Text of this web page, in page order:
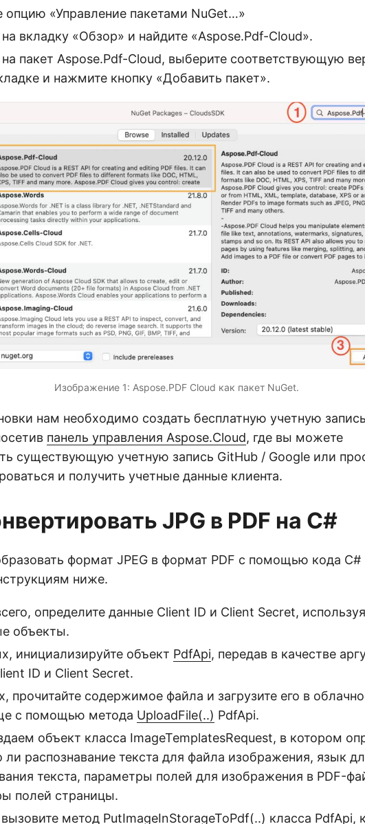
опцию «Управление пакетами NuGet…»
вкладку «Обзор» и найдите «Aspose.Pdf-Cloud».
пакет Aspose.Pdf-Cloud, выберите соответствующую
и нажмите кнопку «Добавить пакет».
Изображение 1: Aspose.PDF Cloud как пакет NuGet.
нам необходимо создать бесплатную учетную запись
панель управления Aspose.Cloud, где вы можете
существующую учетную запись GitHub / Google или
и получить учетные данные клиента.
JPG в PDF на C#
формат JPEG в формат PDF с помощью кода C#
ниже.
определите данные Client ID и Client Secret, используя
объекты.
инициализируйте объект PdfApi, передав в качестве
ID и Client Secret.
прочитайте содержимое файла и загрузите его в
с помощью метода UploadFile(..) PdfApi.
объект класса ImageTemplatesRequest, в котором
ли распознавание текста для файла изображения, язык
текста, параметры полей для изображения в PDF-
полей страницы.
метод PutImageInStorageToPdf(..) класса PdfApi,